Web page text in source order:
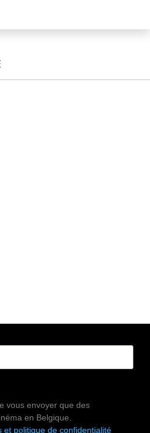
vous envoyer que des
en Belgique.
et politique de confidentialité